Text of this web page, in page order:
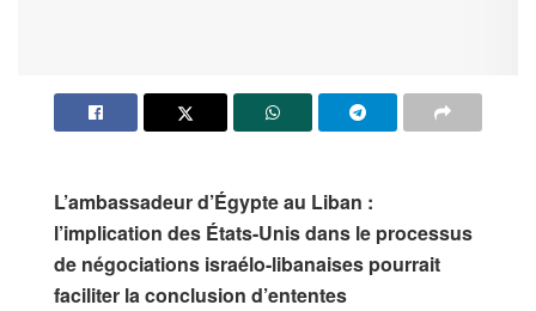
L’ambassadeur d’Égypte au Liban :
l’implication des États-Unis dans le processus
de négociations israélo-libanaises pourrait
faciliter la conclusion d’ententes